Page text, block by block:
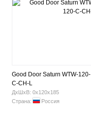
Good Door Saturn WTW-120-
C-CH-L
ДхШхВ: 0х120х185
Страна:
Россия